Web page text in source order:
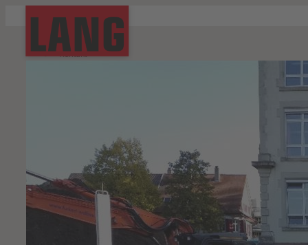
Start
Kontakt
Hinweisgebersystem
Suche
Bauen mit LANG
Ihr Kontakt zu uns
Gestern, heute, morgen
Was für uns zählt
Qualität und Zertifizierung